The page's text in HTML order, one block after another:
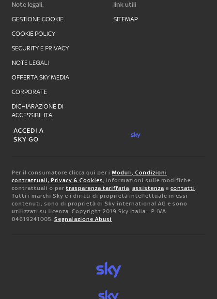
Note legali:
GESTIONE COOKIE
COOKIE POLICY
SECURITY E PRIVACY
NOTE LEGALI
OFFERTA SKY MEDIA
CORPORATE
DICHIARAZIONE DI
ACCESSIBILITA'
link utili
SITEMAP
ACCEDI A
SKY GO
Per il consumatore clicca qui per i Moduli, Condizioni
contrattuali, Privacy & Cookies, informazioni sulle modifiche
contrattuali o per trasparenza tariffaria, assistenza e contatti.
Tutti i marchi Sky e i diritti di proprietà intellettuale in essi
contenuti, sono di proprietà di Sky international AG e sono
utilizzati su licenza. Copyright 2019 Sky Italia - P.IVA
04619241005. Segnalazione Abusi